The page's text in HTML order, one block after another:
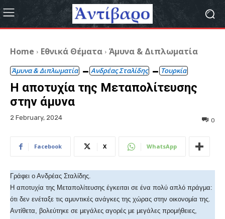
Home Εθνικά Θέματα Άμυνα & Διπλωματία
Άμυνα & Διπλωματία Ανδρέας Σταλίδης Τουρκία
Η αποτυχία της Μεταπολίτευσης
στην άμυνα
2 February, 2024 0
Facebook X WhatsApp
Γράφει ο Ανδρέας Σταλίδης.
Η αποτυχία της Μεταπολίτευσης έγκειται σε ένα πολύ απλό πράγμα:
ότι δεν ενέταξε τις αμυντικές ανάγκες της χώρας στην οικονομία της.
Αντίθετα, βολεύτηκε σε μεγάλες αγορές με μεγάλες προμήθειες,